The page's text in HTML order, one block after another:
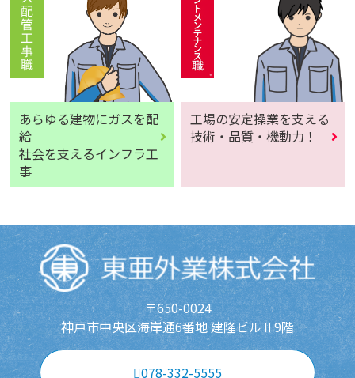
あらゆる建物にガスを配
給
社会を支えるインフラ工
事
工場の安定操業を支える
技術・品質・機動力！
〒650-0024
神戸市中央区海岸通6番地 建隆ビルⅡ9階
078-332-5555